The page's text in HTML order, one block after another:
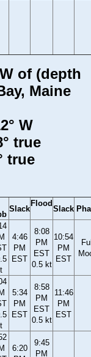
of (depth
Maine
W
true
true
Slack
Flood
Slack
4:46
PM
EST
8:08
PM
EST
0.5 kt
10:54
PM
EST
5:34
PM
EST
8:58
PM
EST
0.5 kt
11:46
PM
EST
6:20
9:45
PM